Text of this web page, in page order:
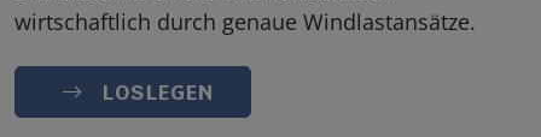
wirtschaftlich durch genaue Windlastansätze.
LOSLEGEN